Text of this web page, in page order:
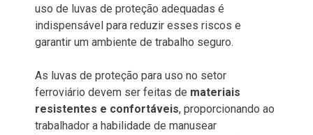
uso de luvas de proteção adequadas é
indispensável para reduzir esses riscos e
garantir um ambiente de trabalho seguro.
As luvas de proteção para uso no setor
ferroviário devem ser feitas de materiais
resistentes e confortáveis, proporcionando ao
trabalhador a habilidade de manusear